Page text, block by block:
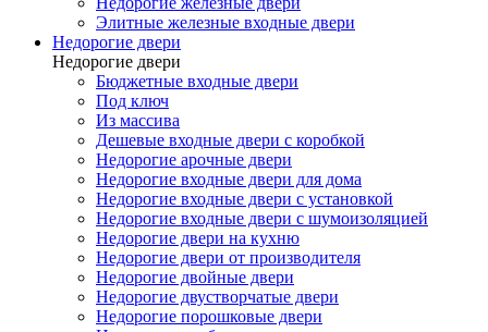
Элитные железные входные двери
Недорогие двери
Недорогие двери
Бюджетные входные двери
Под ключ
Из массива
Дешевые входные двери с коробкой
Недорогие арочные двери
Недорогие входные двери для дома
Недорогие входные двери с установкой
Недорогие входные двери с шумоизоляцией
Недорогие двери на кухню
Недорогие двери от производителя
Недорогие двойные двери
Недорогие двустворчатые двери
Недорогие порошковые двери